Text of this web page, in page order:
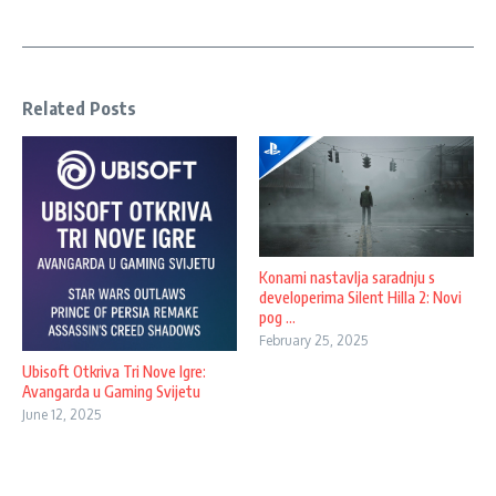
Related Posts
Ubisoft Otkriva Tri Nove Igre:
Avangarda u Gaming Svijetu
June 12, 2025
Konami nastavlja saradnju s
developerima Silent Hilla 2: Novi
pog ...
February 25, 2025